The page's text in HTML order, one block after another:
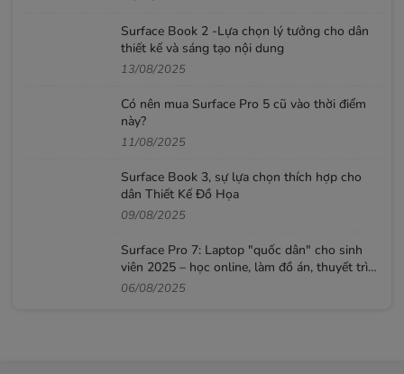
Surface Book 2 -Lựa chọn lý tưởng cho dân
thiết kế và sáng tạo nội dung
13/08/2025
Có nên mua Surface Pro 5 cũ vào thời điểm
này?
11/08/2025
Surface Book 3, sự lựa chọn thích hợp cho
dân Thiết Kế Đồ Họa
09/08/2025
Surface Pro 7: Laptop "quốc dân" cho sinh
viên 2025 – học online, làm đồ án, thuyết trình
mượt
06/08/2025